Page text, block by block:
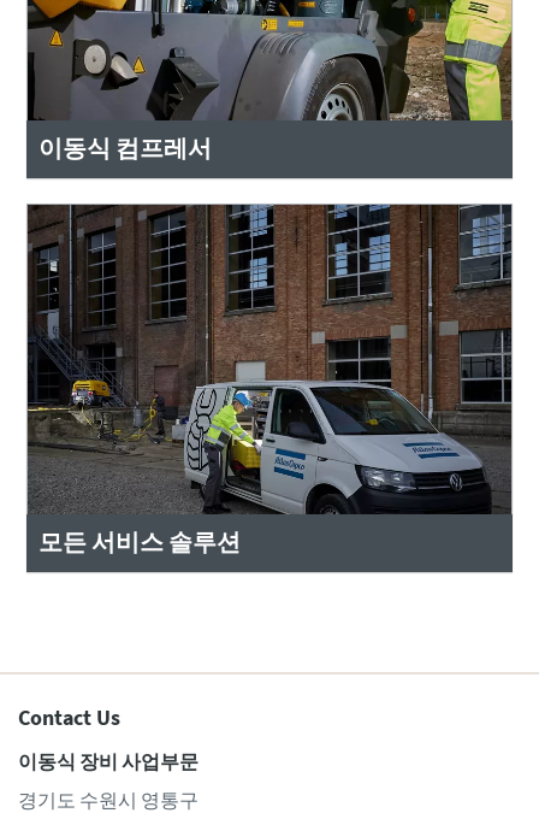
이동식 컴프레서
모든 서비스 솔루션
Contact Us
이동식 장비 사업부문
경기도 수원시 영통구